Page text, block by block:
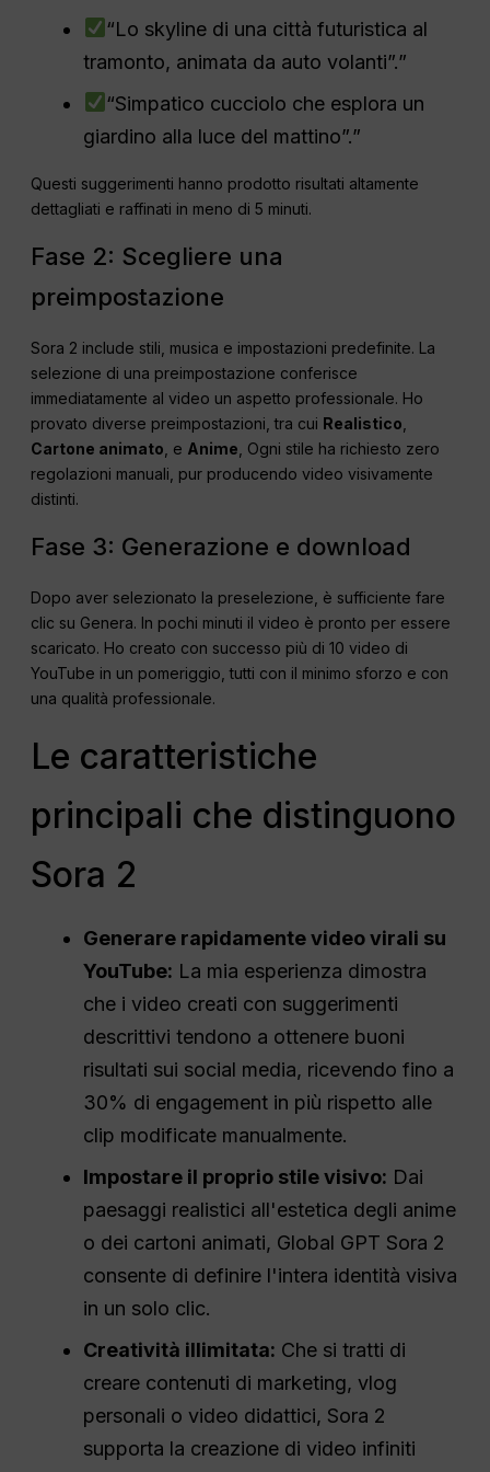
“Lo skyline di una città futuristica al
tramonto, animata da auto volanti”.”
“Simpatico cucciolo che esplora un
giardino alla luce del mattino”.”
Questi suggerimenti hanno prodotto risultati altamente
dettagliati e raffinati in meno di 5 minuti.
Fase 2: Scegliere una
preimpostazione
Sora 2 include stili, musica e impostazioni predefinite. La
selezione di una preimpostazione conferisce
immediatamente al video un aspetto professionale. Ho
provato diverse preimpostazioni, tra cui Realistico
Cartone animato , e Anime , Ogni stile ha richiesto zero
regolazioni manuali, pur producendo video visivamente
distinti.
Fase 3: Generazione e download
Dopo aver selezionato la preselezione, è sufficiente fare
clic su Genera. In pochi minuti il video è pronto per essere
scaricato. Ho creato con successo più di 10 video di
YouTube in un pomeriggio, tutti con il minimo sforzo e con
una qualità professionale.
Le caratteristiche
principali che distinguono
Sora 2
Generare rapidamente video virali su
YouTube: La mia esperienza dimostra
che i video creati con suggerimenti
descrittivi tendono a ottenere buoni
risultati sui social media, ricevendo fino a
30% di engagement in più rispetto alle
clip modificate manualmente.
Impostare il proprio stile visivo: Dai
paesaggi realistici all'estetica degli anime
o dei cartoni animati, Global GPT Sora 2
consente di definire l'intera identità visiva
in un solo clic.
Creatività illimitata: Che si tratti di
creare contenuti di marketing, vlog
personali o video didattici, Sora 2
supporta la creazione di video infiniti